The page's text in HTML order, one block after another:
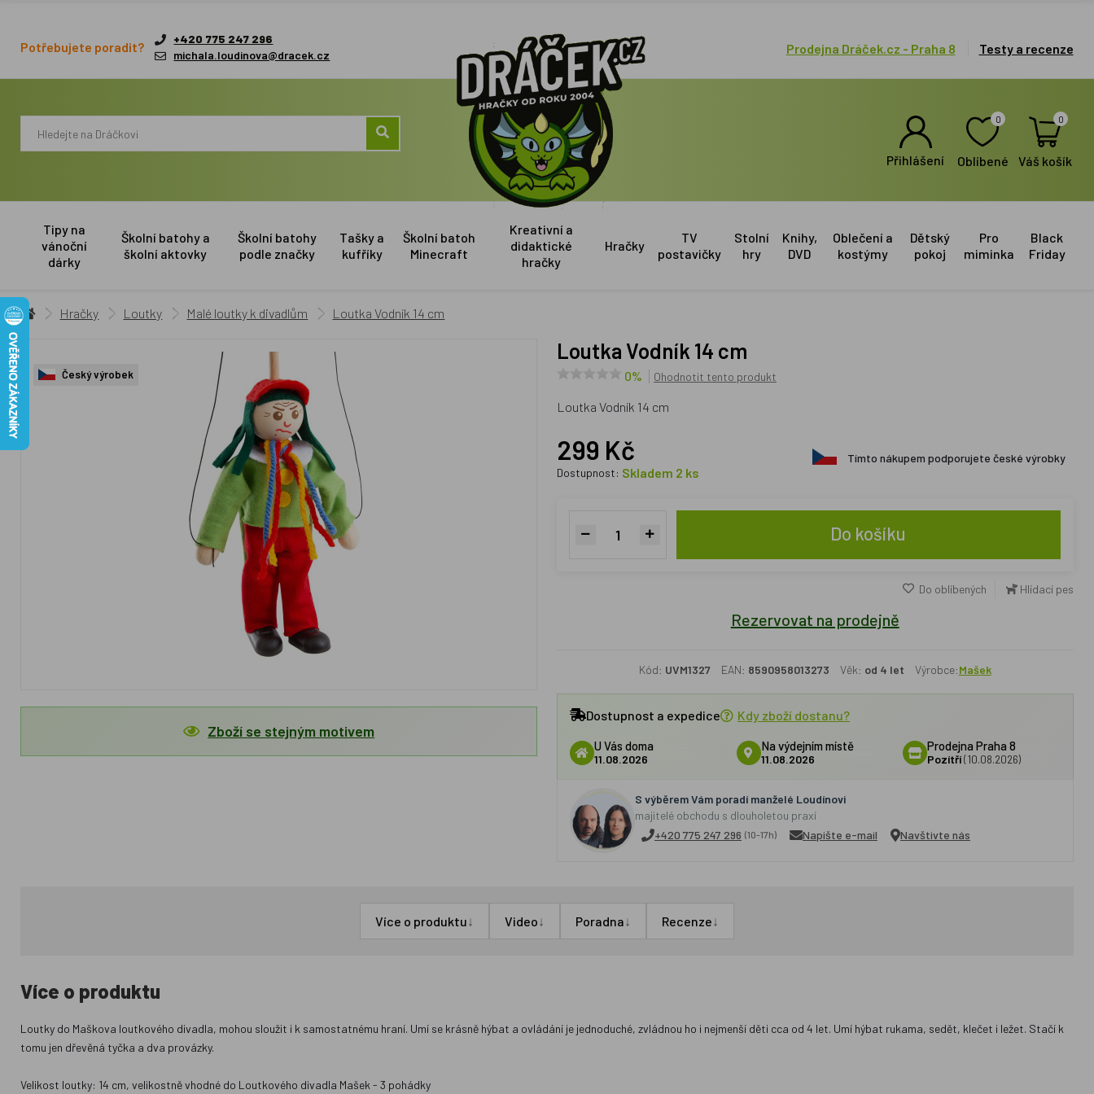
Potřebujete poradit?
+420 775 247 296
michala.loudinova@dracek.cz
Prodejna Dráček.cz - Praha 8 Testy a recenze
Přihlášení
0
Oblíbené
0
Váš košík
Tipy na
vánoční
dárky
Školní batohy a
školní aktovky
Školní batohy
podle značky
Tašky a
kufříky
Školní batoh
Minecraft
Kreativní a
didaktické
hračky
Hračky
TV
postavičky
Stolní
hry
Knihy,
DVD
Oblečení a
kostýmy
Dětský
pokoj
Pro
miminka
Black
Friday
Hračky Loutky Malé loutky k divadlům Loutka Vodník 14 cm
Český výrobek
Zboží se stejným motivem
Loutka Vodník 14 cm
0% Ohodnotit tento produkt
Loutka Vodník 14 cm
299 Kč
Dostupnost: Skladem 2 ks
Tímto nákupem podporujete české výrobky
Do košíku
Do oblíbených Hlídací pes
Rezervovat na prodejně
Kód: UVM1327 EAN: 8590958013273 Věk: od 4 let Výrobce:Mašek
Dostupnost a expedice Kdy zboží dostanu?
U Vás doma
11.08.2026
Na výdejním místě
11.08.2026
Prodejna Praha 8
Pozítří(10.08.2026)
S výběrem Vám poradí manželé Loudínovi
majitelé obchodu s dlouholetou praxí
+420 775 247 296 (10-17h) Napište e-mail Navštivte nás
Více o produktu↓ Video↓ Poradna↓ Recenze↓
Více o produktu
Loutky do Maškova loutkového divadla, mohou sloužit i k samostatnému hraní. Umí se krásně hýbat a ovládání je jednoduché, zvládnou ho i nejmenší děti cca od 4 let. Umí hýbat rukama, sedět, klečet i ležet. Stačí k
tomu jen dřevěná tyčka a dva provázky.
Velikost loutky: 14 cm, velikostně vhodné do Loutkového divadla Mašek - 3 pohádky